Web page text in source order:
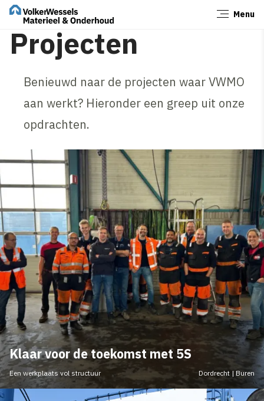
Menu
Projecten
Benieuwd naar de projecten waar VWMO
aan werkt? Hieronder een greep uit onze
opdrachten.
Klaar voor de toekomst met 5S
Een werkplaats vol structuur Dordrecht | Buren
Sluiten